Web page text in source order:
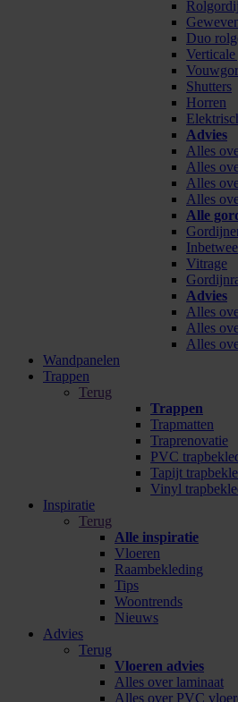
Duo
Shutters
Horren
Advies
Alles
Alles
Alles
Alles
Alle
Vitrage
Advies
Alles
Alles
Alles
Wandpanelen
Trappen
Terug
Trappen
Trapmatten
Traprenovatie
PVC
Tapijt
Vinyl
Inspiratie
Terug
Alle inspiratie
Vloeren
Raambekleding
Tips
Woontrends
Nieuws
Advies
Terug
Vloeren advies
Alles over laminaat
Alles over PVC